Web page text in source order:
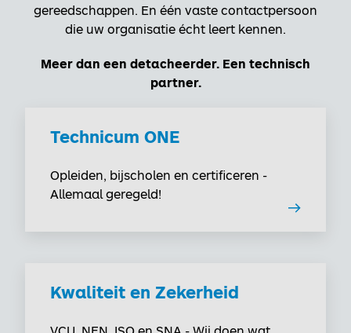
gereedschappen. En één vaste contactpersoon
die uw organisatie écht leert kennen.
Meer dan een detacheerder. Een technisch
partner.
Technicum ONE
Opleiden, bijscholen en certificeren -
Allemaal geregeld!
Kwaliteit en Zekerheid